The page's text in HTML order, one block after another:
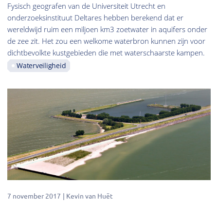
Fysisch geografen van de Universiteit Utrecht en
onderzoeksinstituut Deltares hebben berekend dat er
wereldwijd ruim een miljoen km3 zoetwater in aquifers onder
de zee zit. Het zou een welkome waterbron kunnen zijn voor
dichtbevolkte kustgebieden die met waterschaarste kampen.
Waterveiligheid
7 november 2017 Kevin van Huët